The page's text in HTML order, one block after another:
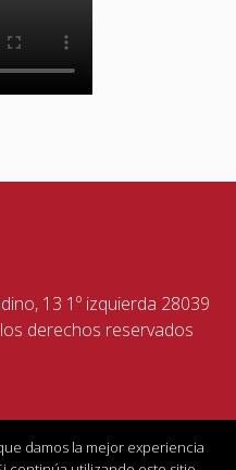
13 1º izquierda 28039
derechos reservados
damos la mejor experiencia